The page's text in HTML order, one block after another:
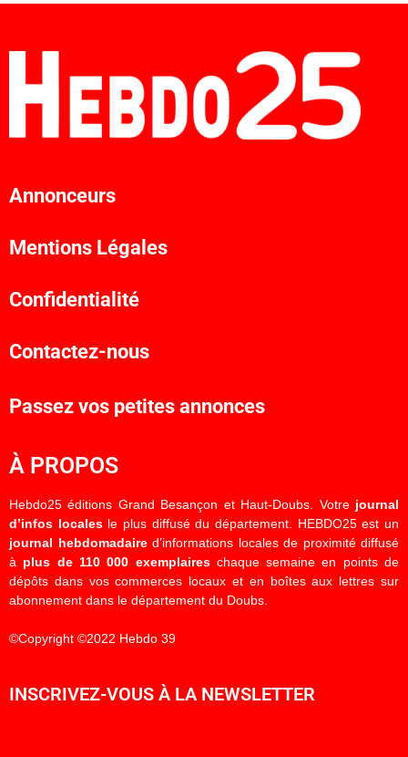
Annonceurs
Mentions Légales
Confidentialité
Contactez-nous
Passez vos petites annonces
À PROPOS
Hebdo25 éditions Grand Besançon et Haut-Doubs. Votre journal
d’infos localesle plus diffusé du département. HEBDO25 est un
journal hebdomadaired’informations locales de proximité diffusé
à plus de 110 000 exemplaireschaque semaine en points de
dépôts dans vos commerces locaux et en boîtes aux lettres sur
abonnement dans le département du Doubs.
©Copyright ©2022 Hebdo 39
INSCRIVEZ-VOUS À LA NEWSLETTER